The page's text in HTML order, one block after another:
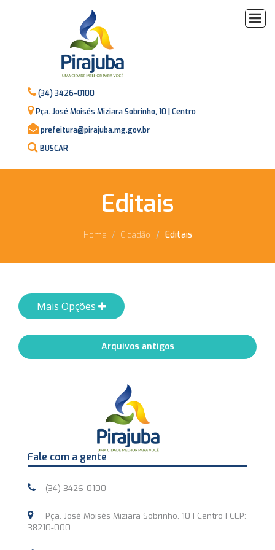
(34) 3426-0100
Pça. José Moisés Miziara Sobrinho, 10 | Centro
prefeitura@pirajuba.mg.gov.br
BUSCAR
Editais
Home Cidadão Editais
Mais Opções
Arquivos antigos
Fale com a gente
(34) 3426-0100
Pça. José Moisés Miziara Sobrinho, 10 | Centro | CEP:
38210-000